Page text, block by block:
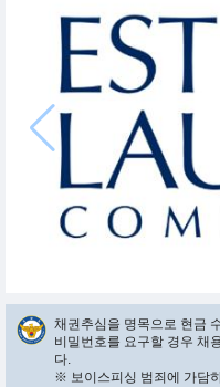
채권추심을 명목으로 현금
비밀번호를 요구할 경우 채
다.
※ 보이스피싱 범죄에 가담